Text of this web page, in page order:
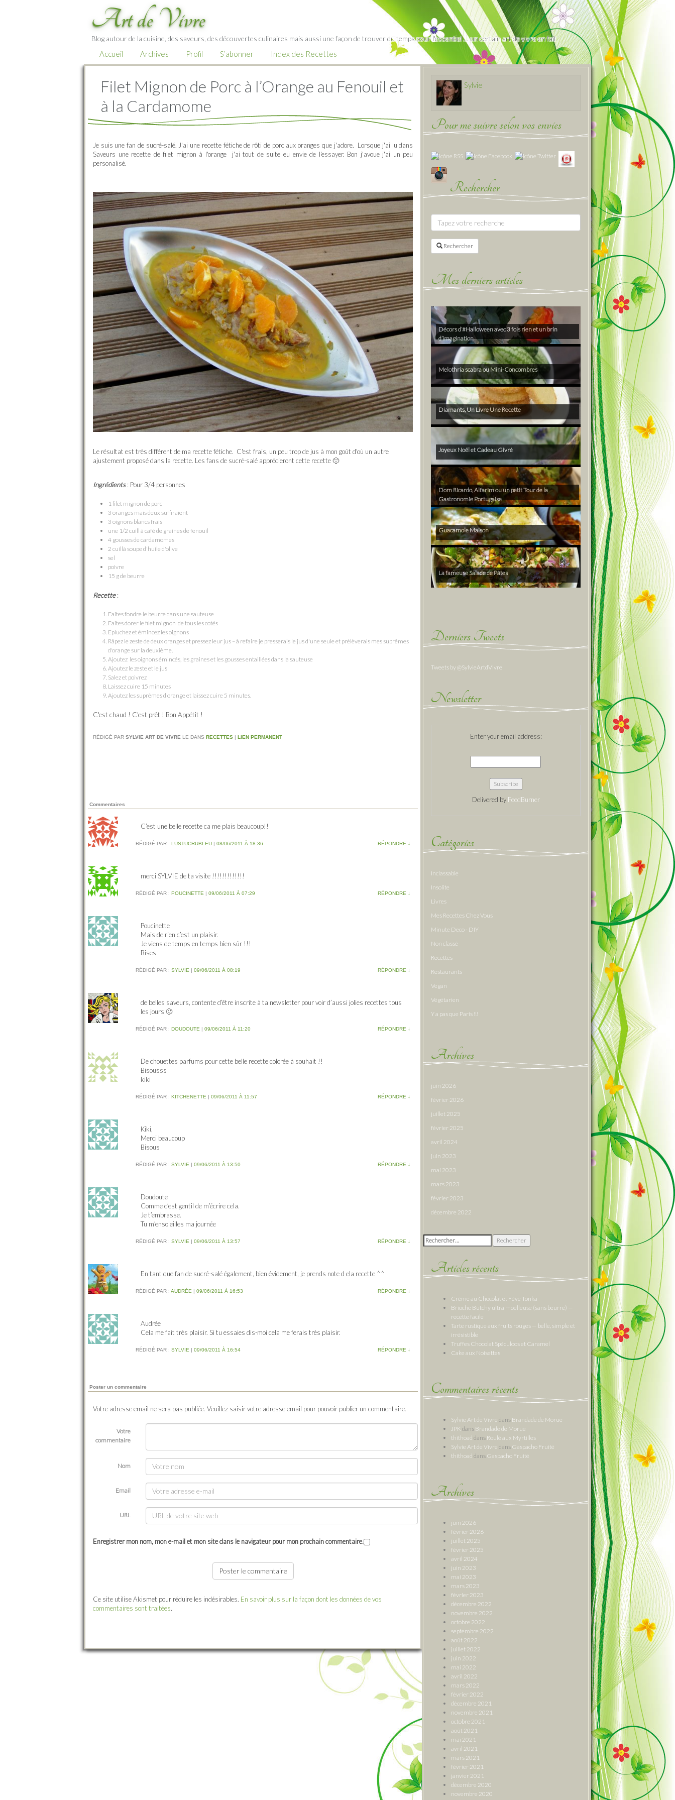
Art de Vivre
Blog autour de la cuisine, des saveurs, des découvertes culinaires mais aussi une façon de trouver du temps pour l'essentiel … un certain art de vivre en fait
Accueil Archives Profil S’abonner Index des Recettes
Filet Mignon de Porc à l’Orange au Fenouil et
à la Cardamome
Je suis une fan de sucré-salé. J'ai une recette fétiche de rôti de porc aux oranges que j'adore. Lorsque j'ai lu dans
Saveurs une recette de filet mignon à l'orange j'ai tout de suite eu envie de l'essayer. Bon j'avoue j'ai un peu
personalisé.
Le résultat est très différent de ma recette fétiche. C'est frais, un peu trop de jus à mon goût d'où un autre
ajustement proposé dans la recette. Les fans de sucré-salé apprécieront cette recette 🙂
Ingrédients: Pour 3/4 personnes
1 filet mignon de porc
3 oranges mais deux suffiraient
3 oignons blancs frais
une 1/2 cuill à café de graines de fenouil
4 gousses de cardamomes
2 cuillà soupe d'huile d'olive
sel
poivre
15 g de beurre
Recette:
Faites fondre le beurre dans une sauteuse
Faites dorer le filet mignon de tous les cotés
Epluchez et émincez les oignons
Râpez le zeste de deux oranges et pressez leur jus – à refaire je presserais le jus d'une seule et prélèverais mes suprêmes
d'orange sur la deuxième.
Ajoutez les oignons émincés, les graines et les gousses entaillées dans la sauteuse
Ajoutez le zeste et le jus
Salez et poivrez
Laissez cuire 15 minutes
Ajoutez les suprêmes d'orange et laissez cuire 5 minutes.
C'est chaud ! C'est prêt ! Bon Appétit !
RÉDIGÉ PAR SYLVIE ART DE VIVRE LE DANS RECETTES | LIEN PERMANENT
Commentaires
C’est une belle recette ca me plais beaucoup!!
RÉDIGÉ PAR : LUSTUCRUBLEU| 08/06/2011 À 18:36 RÉPONDRE ↓
merci SYLVIE de ta visite !!!!!!!!!!!!!
RÉDIGÉ PAR : POUCINETTE | 09/06/2011 À 07:29 RÉPONDRE ↓
Poucinette
Mais de rien c’est un plaisir.
Je viens de temps en temps bien sûr !!!
Bises
RÉDIGÉ PAR : SYLVIE | 09/06/2011 À 08:19 RÉPONDRE ↓
de belles saveurs, contente d’être inscrite à ta newsletter pour voir d’aussi jolies recettes tous
les jours 🙂
RÉDIGÉ PAR : DOUDOUTE | 09/06/2011 À 11:20 RÉPONDRE ↓
De chouettes parfums pour cette belle recette colorée à souhait !!
Bisousss
kiki
RÉDIGÉ PAR : KITCHENETTE | 09/06/2011 À 11:57 RÉPONDRE ↓
Kiki,
Merci beaucoup
Bisous
RÉDIGÉ PAR : SYLVIE | 09/06/2011 À 13:50 RÉPONDRE ↓
Doudoute
Comme c’est gentil de m’écrire cela.
Je t’embrasse.
Tu m’ensoleilles ma journée
RÉDIGÉ PAR : SYLVIE | 09/06/2011 À 13:57 RÉPONDRE ↓
En tant que fan de sucré-salé également, bien évidement, je prends note d ela recette ^^
RÉDIGÉ PAR : AUDRÉE | 09/06/2011 À 16:53 RÉPONDRE ↓
Audrée
Cela me fait très plaisir. Si tu essaies dis-moi cela me ferais très plaisir.
RÉDIGÉ PAR : SYLVIE | 09/06/2011 À 16:54 RÉPONDRE ↓
Poster un commentaire
Votre adresse email ne sera pas publiée. Veuillez saisir votre adresse email pour pouvoir publier un commentaire.
Votre
commentaire
Nom
Email
URL
Enregistrer mon nom, mon e-mail et mon site dans le navigateur pour mon prochain commentaire.
Ce site utilise Akismet pour réduire les indésirables. En savoir plus sur la façon dont les données de vos
commentaires sont traitées.
Sylvie
Pour me suivre selon vos envies
Rechercher
Rechercher
Mes derniers articles
Décors d’#Halloween avec 3 fois rien et un brin
d’imagination
Melothria scabra ou Mini-Concombres
Diamants, Un Livre Une Recette
Joyeux Noël et Cadeau Givré
Dom Ricardo, Alfarim ou un petit Tour de la
Gastronomie Portugaise
Guacamole Maison
La fameuse Salade de Pâtes
Derniers Tweets
Tweets by @SylvieArtdVivre
Newsletter
Enter your email address:
Delivered by FeedBurner
Catégories
Inclassable
Insolite
Livres
Mes Recettes Chez Vous
Minute Deco - DIY
Non classé
Recettes
Restaurants
Vegan
Végétarien
Y a pas que Paris !!!
Archives
juin 2026
février 2026
juillet 2025
février 2025
avril 2024
juin 2023
mai 2023
mars 2023
février 2023
décembre 2022
Rechercher :
Articles récents
Crème au Chocolat et Fève Tonka
Brioche Butchy ultra moelleuse (sans beurre) —
recette facile
Tarte rustique aux fruits rouges — belle, simple et
irrésistible
Truffes Chocolat Spéculoos et Caramel
Cake aux Noisettes
Commentaires récents
Sylvie Art de Vivre dans Brandade de Morue
JPK dans Brandade de Morue
thithoad dans Roulé aux Myrtilles
Sylvie Art de Vivre dans Gaspacho Fruité
thithoad dans Gaspacho Fruité
Archives
juin 2026
février 2026
juillet 2025
février 2025
avril 2024
juin 2023
mai 2023
mars 2023
février 2023
décembre 2022
novembre 2022
octobre 2022
septembre 2022
août 2022
juillet 2022
juin 2022
mai 2022
avril 2022
mars 2022
février 2022
décembre 2021
novembre 2021
octobre 2021
août 2021
mai 2021
avril 2021
mars 2021
février 2021
janvier 2021
décembre 2020
novembre 2020